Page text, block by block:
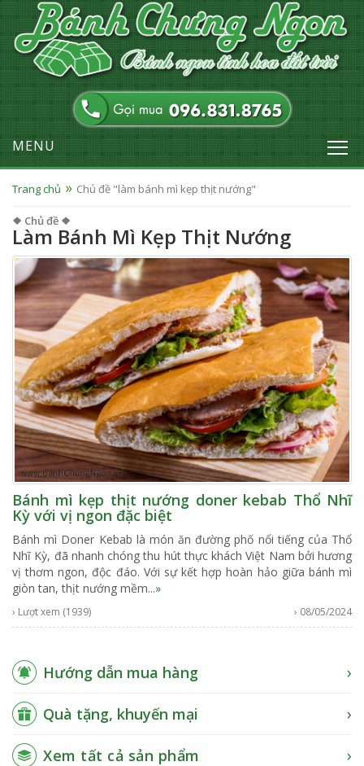
MENU
Trang chủ Chủ đề "làm bánh mì kẹp thịt nướng"
❖ Chủ đề ❖
Làm Bánh Mì Kẹp Thịt Nướng
Bánh mì kẹp thịt nướng doner kebab Thổ Nhĩ
Kỳ với vị ngon đặc biệt
Bánh mì Doner Kebab là món ăn đường phố nổi tiếng của Thổ
Nhĩ Kỳ, đã nhanh chóng thu hút thực khách Việt Nam bởi hương
vị thơm ngon, độc đáo. Với sự kết hợp hoàn hảo giữa bánh mì
giòn tan, thịt nướng mềm...»
› Lượt xem (1939) › 08/05/2024
Hướng dẫn mua hàng
Quà tặng, khuyến mại
Xem tất cả sản phẩm